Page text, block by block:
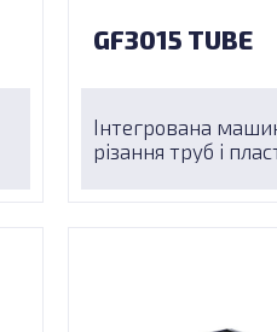
GF3015 TUBE
Інтегрована
різання труб і